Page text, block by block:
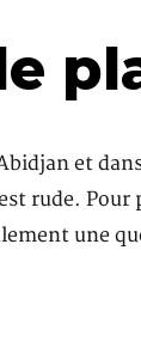
et
rude.
une